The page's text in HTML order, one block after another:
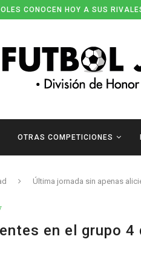
CONOCEN HOY A SUS
OTRAS COMPETICIONES
Última jornada sin apenas
en el grupo 4